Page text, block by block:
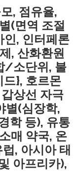
, 점유율,
(면역 조절
인, 인터페론
, 산화환원
/소단위, 불
드}, 호르몬
상선 자극
별(심장학,
학 등), 유통
매 약국, 온
, 아시아 태
아프리카),